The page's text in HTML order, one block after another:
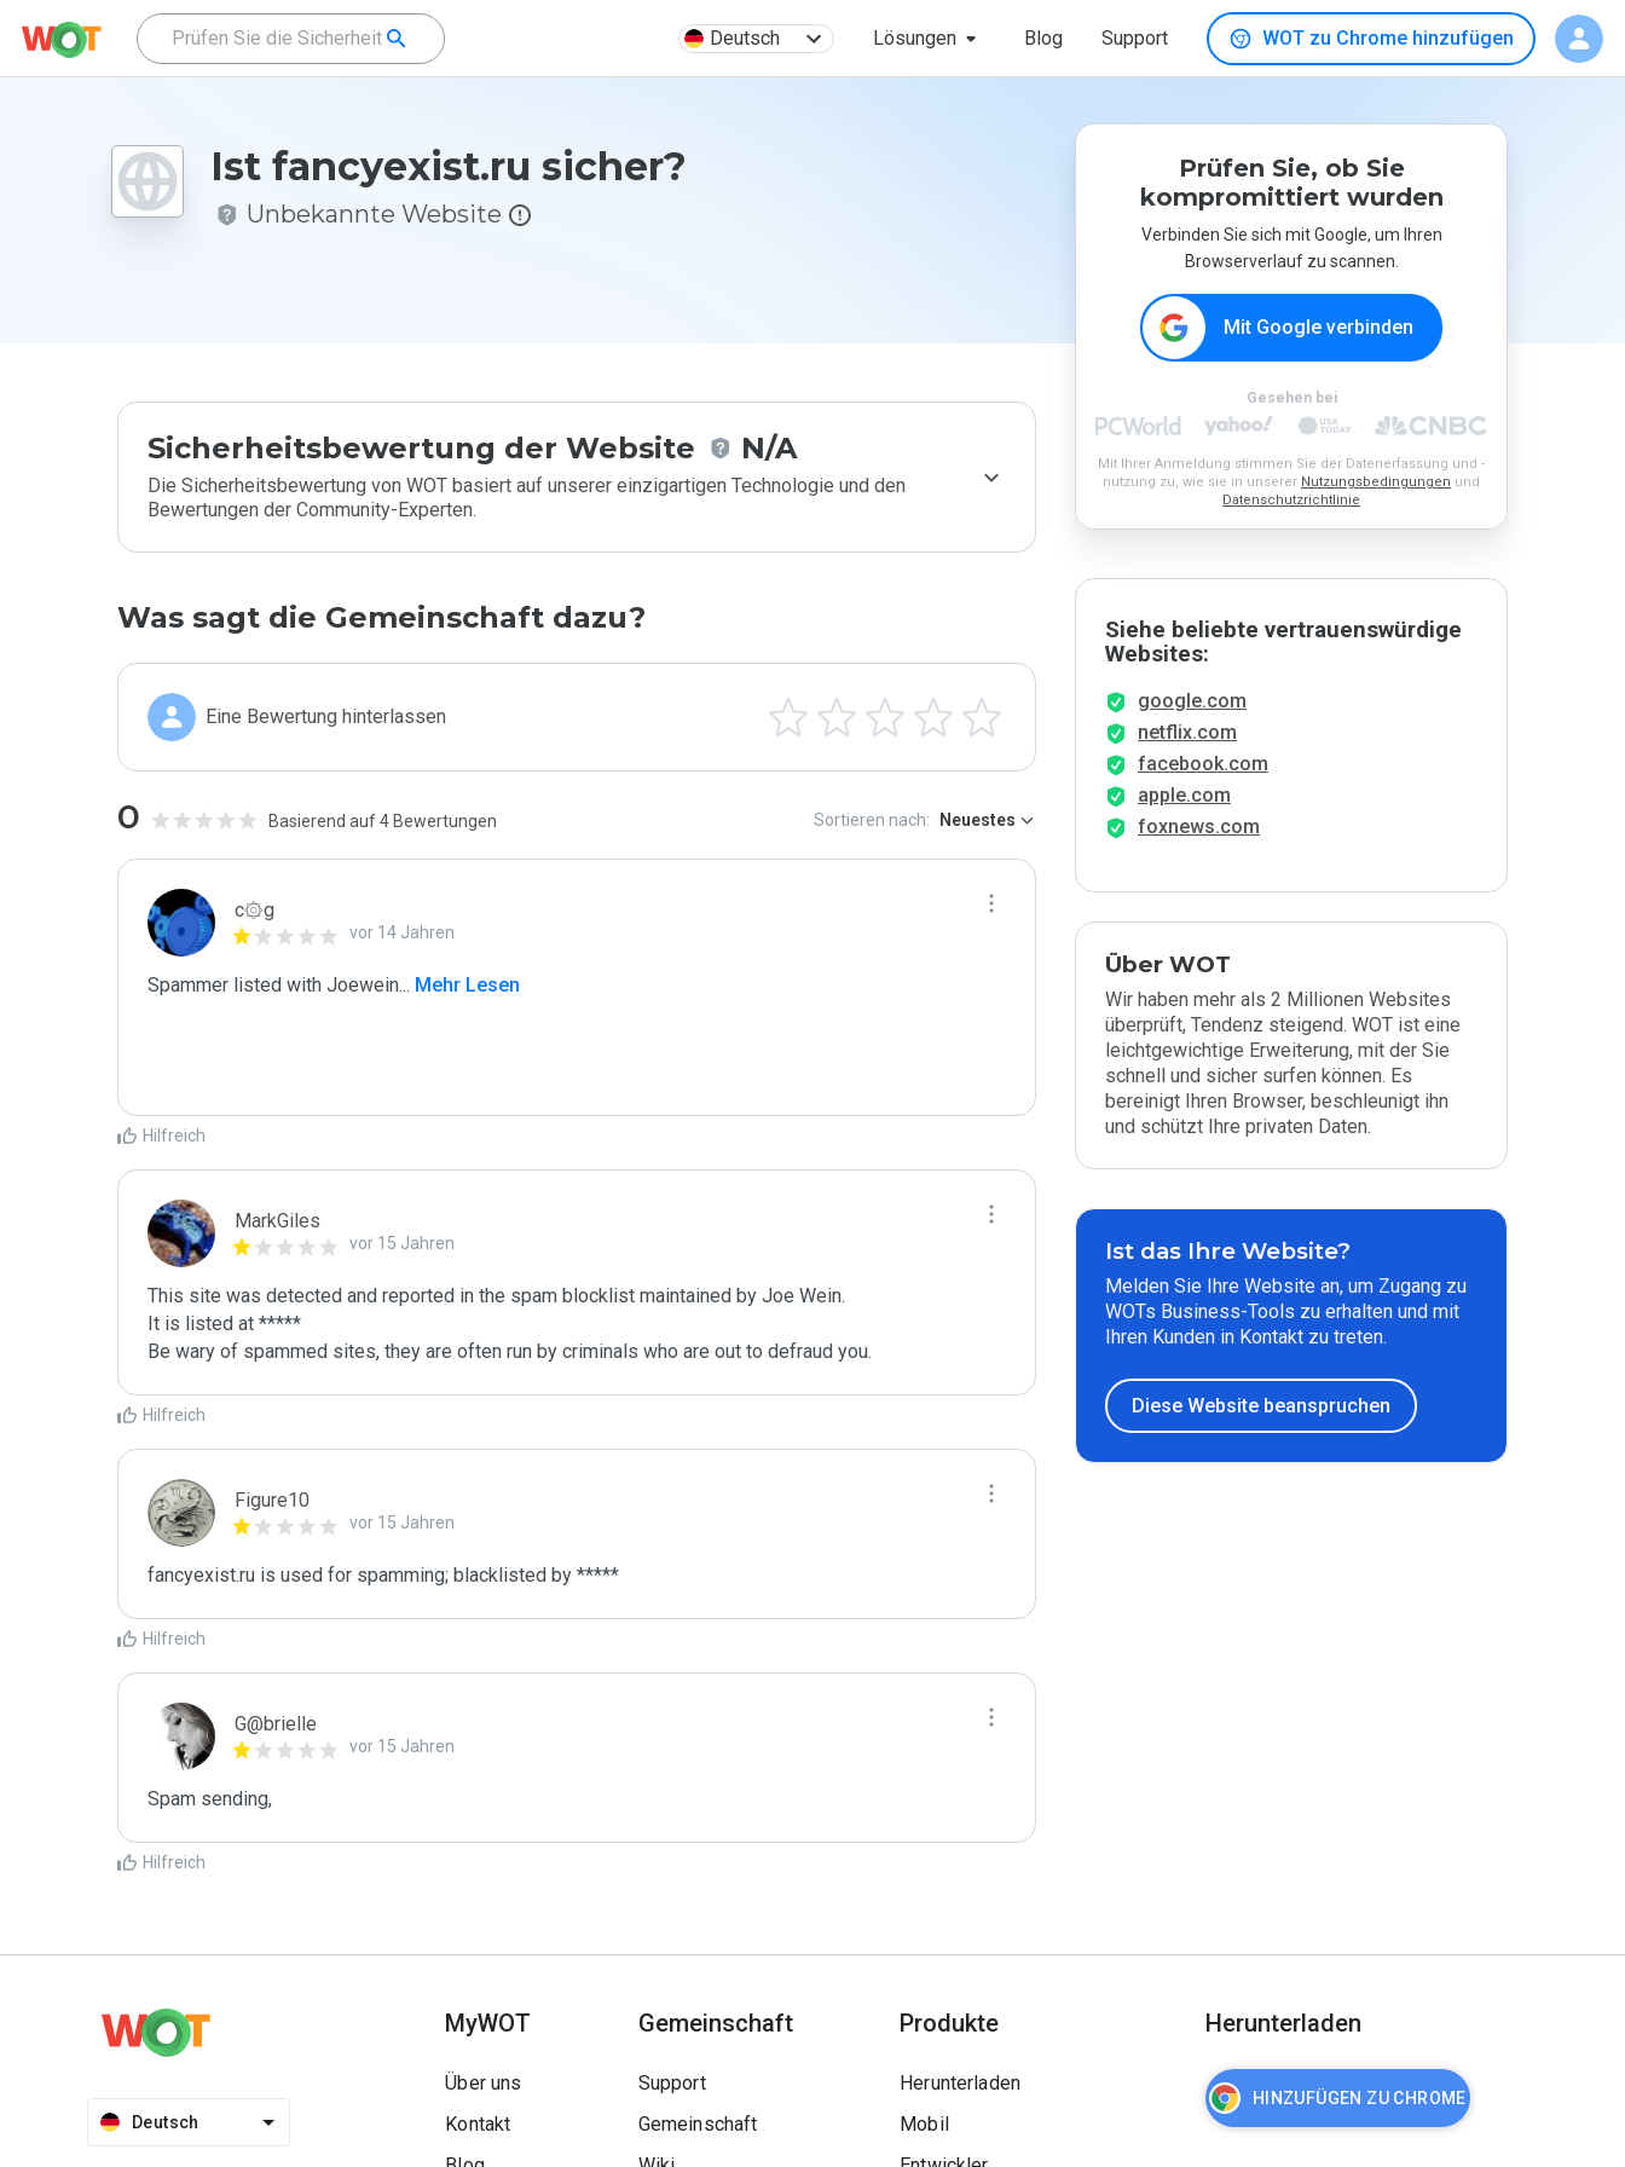
Deutsch Lösungen Blog Support WOT zu Chrome hinzufügen
Ist fancyexist.ru sicher?
Unbekannte Website
Sicherheitsbewertung der Website N/A
Die Sicherheitsbewertung von WOT basiert auf unserer einzigartigen Technologie und den
Bewertungen der Community-Experten.
Was sagt die Gemeinschaft dazu?
Eine Bewertung hinterlassen
0 Basierend auf 4 Bewertungen Sortieren nach: Neuestes
c۞g
vor 14 Jahren
Spammer listed with Joewein... Mehr Lesen
Hilfreich
MarkGiles
vor 15 Jahren
This site was detected and reported in the spam blocklist maintained by Joe Wein.
It is listed at *****
Be wary of spammed sites, they are often run by criminals who are out to defraud you.
Hilfreich
Figure10
vor 15 Jahren
fancyexist.ru is used for spamming; blacklisted by *****
Hilfreich
G@brielle
vor 15 Jahren
Spam sending,
Hilfreich
Prüfen Sie, ob Sie
kompromittiert wurden
Verbinden Sie sich mit Google, um Ihren
Browserverlauf zu scannen.
Mit Google verbinden
Gesehen bei
Mit Ihrer Anmeldung stimmen Sie der Datenerfassung und -
nutzung zu, wie sie in unserer Nutzungsbedingungen und
Datenschutzrichtlinie
Siehe beliebte vertrauenswürdige
Websites:
google.com
netflix.com
facebook.com
apple.com
foxnews.com
Über WOT
Wir haben mehr als 2 Millionen Websites
überprüft, Tendenz steigend. WOT ist eine
leichtgewichtige Erweiterung, mit der Sie
schnell und sicher surfen können. Es
bereinigt Ihren Browser, beschleunigt ihn
und schützt Ihre privaten Daten.
Ist das Ihre Website?
Melden Sie Ihre Website an, um Zugang zu
WOTs Business-Tools zu erhalten und mit
Ihren Kunden in Kontakt zu treten.
Diese Website beanspruchen
Deutsch
MyWOT
Über uns
Kontakt
Gemeinschaft
Support
Gemeinschaft
Produkte
Herunterladen
Mobil
Herunterladen
HINZUFÜGEN ZU CHROME